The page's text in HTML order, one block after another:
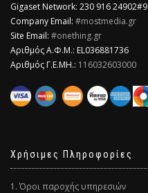
Gigaset Network: 230 916 24902#9
Company Email: #mostmedia.gr
Site Email: #onething.gr
Αριθμός Α.Φ.Μ.: EL036881736
Αριθμός Γ.Ε.ΜΗ.: 116032603000
Χρήσιμες Πληροφορίες
1. Όροι παροχής υπηρεσιών